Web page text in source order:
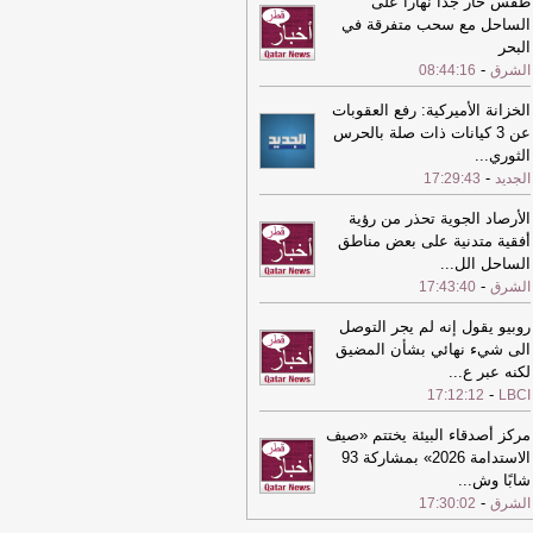
وإنجازات بارزة -الشرق
00:17
إصابة 48 فلسطينياً جراء عدوان
المتواصل على مخيم قلنديا
23:55
استقرار أسعار الذهب عند
دولار للأوقية
-الشرق
23:48
عاجل .. ترامب يوقع أمراً تنفيذياً
حق اكتساب الجنسية الأمريكية
الشرق
23:18
إصابة 4 فلسطينيين بنيران جيش
الإسرائيلي في غزة
23:05
معهد الجزيرة يختتم النسخة الأولى
«اللغة العربية"- الشرق
الساحل مع سحب متفرقة في
البحر
الشرق -
08:44:16
الخزانة الأميركية: رفع العقوبات
عن 3 كيانات ذات صلة بالحرس
الثوري...
الجديد -
17:29:43
الأرصاد الجوية تحذر من رؤية
أفقية متدنية على بعض مناطق
الساحل الل...
الشرق -
17:43:40
روبيو يقول إنه لم يجر التوصل
الى شيء نهائي بشأن المضيق
لكنه عبر ع...
LBCI
-
17:12:12
مركز أصدقاء البيئة يختتم «صيف
الاستدامة 2026» بمشاركة 93
شابًا وش...
الشرق -
17:30:02